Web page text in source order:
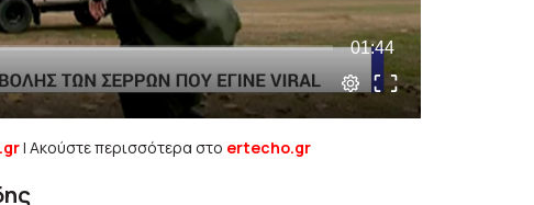
| Ακούστε περισσότερα στο ertecho.gr